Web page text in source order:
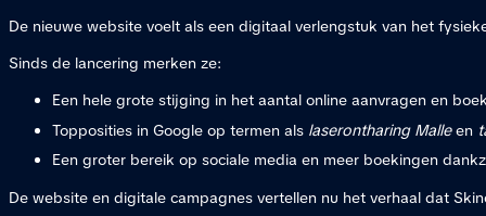
De nieuwe website voelt als een digitaal verlengstuk van het
Sinds de lancering merken ze:
Een hele grote stijging in het aantal online aanvragen en
Topposities in Google op termen als laserontharing Malleen
Een groter bereik op sociale media en meer boekingen
De website en digitale campagnes vertellen nu het verhaal dat